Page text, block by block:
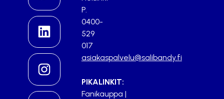
P.
0400-
529
017
asiakaspalvelu@salibandy.fi
PIKALINKIT:
Fanikauppa |